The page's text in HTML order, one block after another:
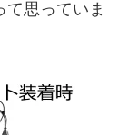
思っていま